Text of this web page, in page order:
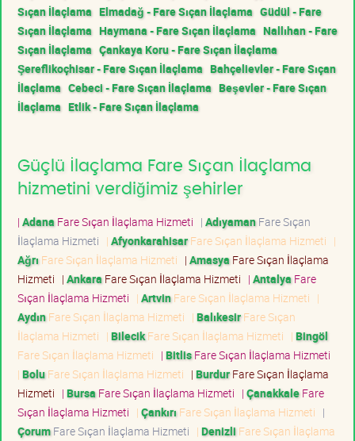
Sıçan İlaçlama Elmadağ - Fare Sıçan İlaçlama Güdül - Fare
Sıçan İlaçlama Haymana - Fare Sıçan İlaçlama Nallıhan - Fare
Sıçan İlaçlama Çankaya Koru - Fare Sıçan İlaçlama
Şereflikoçhisar - Fare Sıçan İlaçlama Bahçelievler - Fare Sıçan
İlaçlama Cebeci - Fare Sıçan İlaçlama Beşevler - Fare Sıçan
İlaçlama Etlik - Fare Sıçan İlaçlama
Güçlü İlaçlama Fare Sıçan İlaçlama
hizmetini verdiğimiz şehirler
| Adana Fare Sıçan İlaçlama Hizmeti | AdıyamanFare Sıçan
İlaçlama Hizmeti | AfyonkarahisarFare Sıçan İlaçlama Hizmeti |
Ağrı Fare Sıçan İlaçlama Hizmeti | Amasya Fare Sıçan İlaçlama
Hizmeti | Ankara Fare Sıçan İlaçlama Hizmeti | Antalya Fare
Sıçan İlaçlama Hizmeti | ArtvinFare Sıçan İlaçlama Hizmeti |
AydınFare Sıçan İlaçlama Hizmeti | BalıkesirFare Sıçan
İlaçlama Hizmeti | BilecikFare Sıçan İlaçlama Hizmeti | Bingöl
Fare Sıçan İlaçlama Hizmeti | BitlisFare Sıçan İlaçlama Hizmeti
| BoluFare Sıçan İlaçlama Hizmeti | BurdurFare Sıçan İlaçlama
Hizmeti | Bursa Fare Sıçan İlaçlama Hizmeti | ÇanakkaleFare
Sıçan İlaçlama Hizmeti | Çankırı Fare Sıçan İlaçlama Hizmeti |
ÇorumFare Sıçan İlaçlama Hizmeti | Denizli Fare Sıçan İlaçlama